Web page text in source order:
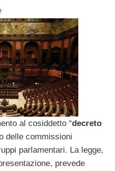
al cosiddetto “decreto
delle commissioni
parlamentari. La legge,
prevede